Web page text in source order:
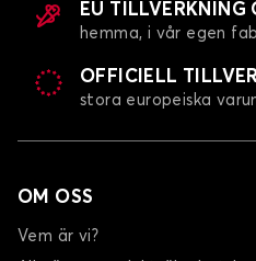
EU TILLVERKNING
hemma, i vår egen
OFFICIELL
stora europeiska
OM OSS
Vem är vi?